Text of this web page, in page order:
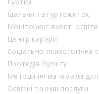
Гуртки
Їдальня та гуртожиток
Моніторинг якості освіти
Центр кар’єри
Соціально-психологічна
Протидія булінгу
Методичні матеріали для
Освітні та інші послуги